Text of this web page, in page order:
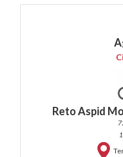
Reto Aspid